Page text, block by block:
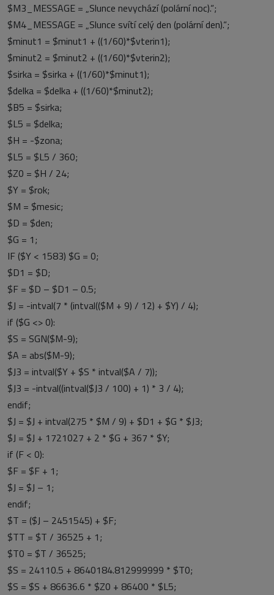
$M3_MESSAGE = „Slunce nevychází (polární noc).“;
$M4_MESSAGE = „Slunce svítí celý den (polární den).“;
$minut1 = $minut1 + ((1/60)*$vterin1);
$minut2 = $minut2 + ((1/60)*$vterin2);
$sirka = $sirka + ((1/60)*$minut1);
$delka = $delka + ((1/60)*$minut2);
$B5 = $sirka;
$L5 = $delka;
$H = -$zona;
$L5 = $L5 / 360;
$Z0 = $H / 24;
$Y = $rok;
$M = $mesic;
$D = $den;
$G = 1;
IF ($Y < 1583) $G = 0;
$D1 = $D;
$F = $D – $D1 – 0.5;
$J = -intval(7 * (intval(($M + 9) / 12) + $Y) / 4);
if ($G <> 0):
$S = SGN($M-9);
$A = abs($M-9);
$J3 = intval($Y + $S * intval($A / 7));
$J3 = -intval((intval($J3 / 100) + 1) * 3 / 4);
endif;
$J = $J + intval(275 * $M / 9) + $D1 + $G * $J3;
$J = $J + 1721027 + 2 * $G + 367 * $Y;
if (F < 0):
$F = $F + 1;
$J = $J – 1;
endif;
$T = ($J – 2451545) + $F;
$TT = $T / 36525 + 1;
$T0 = $T / 36525;
$S = 24110.5 + 8640184.812999999 * $T0;
$S = $S + 86636.6 * $Z0 + 86400 * $L5;